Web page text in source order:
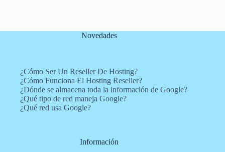
Novedades
¿Cómo Ser Un Reseller De Hosting?
¿Cómo Funciona El Hosting Reseller?
¿Dónde se almacena toda la información de Google?
¿Qué tipo de red maneja Google?
¿Qué red usa Google?
Información